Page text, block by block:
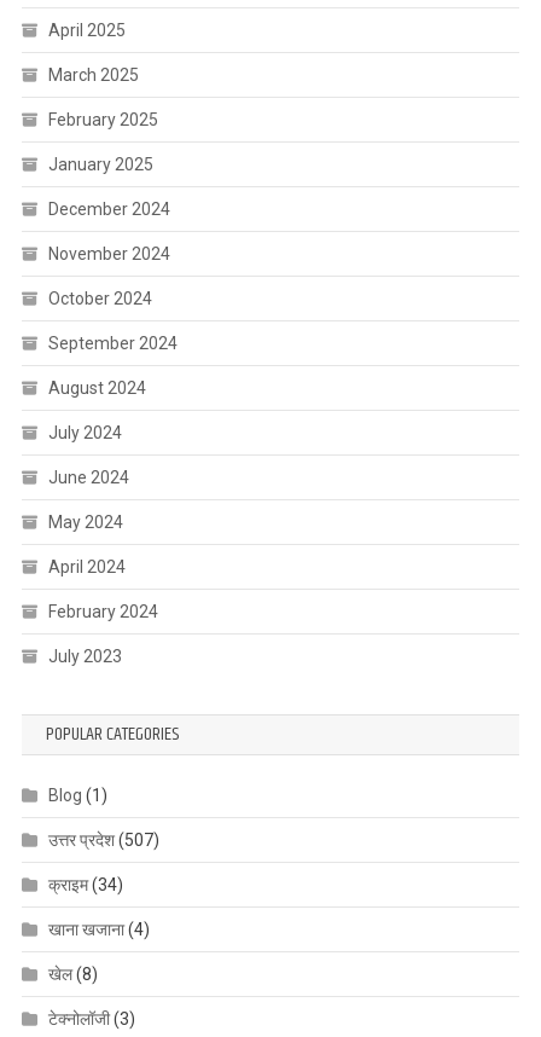
April 2025
March 2025
February 2025
January 2025
December 2024
November 2024
October 2024
September 2024
August 2024
July 2024
June 2024
May 2024
April 2024
February 2024
July 2023
POPULAR CATEGORIES
Blog (1)
उत्तर प्रदेश(507)
क्राइम(34)
खाना खजाना(4)
खेल(8)
टेक्नोलॉजी(3)